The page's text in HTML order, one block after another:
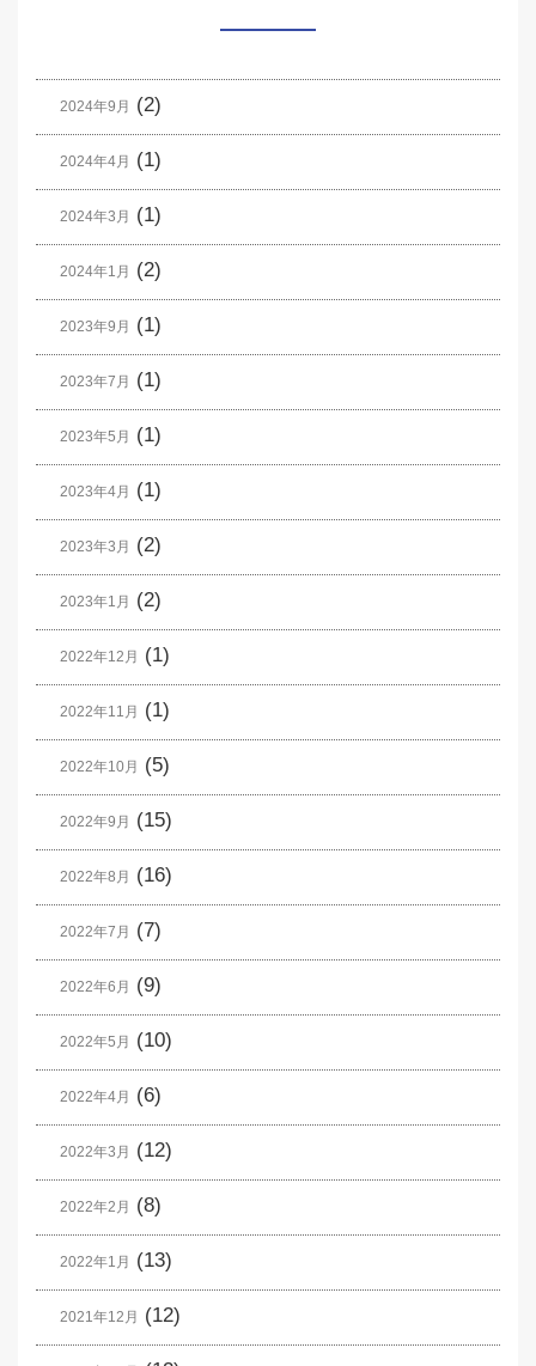
2024年9月 (2)
2024年4月 (1)
2024年3月 (1)
2024年1月 (2)
2023年9月 (1)
2023年7月 (1)
2023年5月 (1)
2023年4月 (1)
2023年3月 (2)
2023年1月 (2)
2022年12月 (1)
2022年11月 (1)
2022年10月 (5)
2022年9月 (15)
2022年8月 (16)
2022年7月 (7)
2022年6月 (9)
2022年5月 (10)
2022年4月 (6)
2022年3月 (12)
2022年2月 (8)
2022年1月 (13)
2021年12月 (12)